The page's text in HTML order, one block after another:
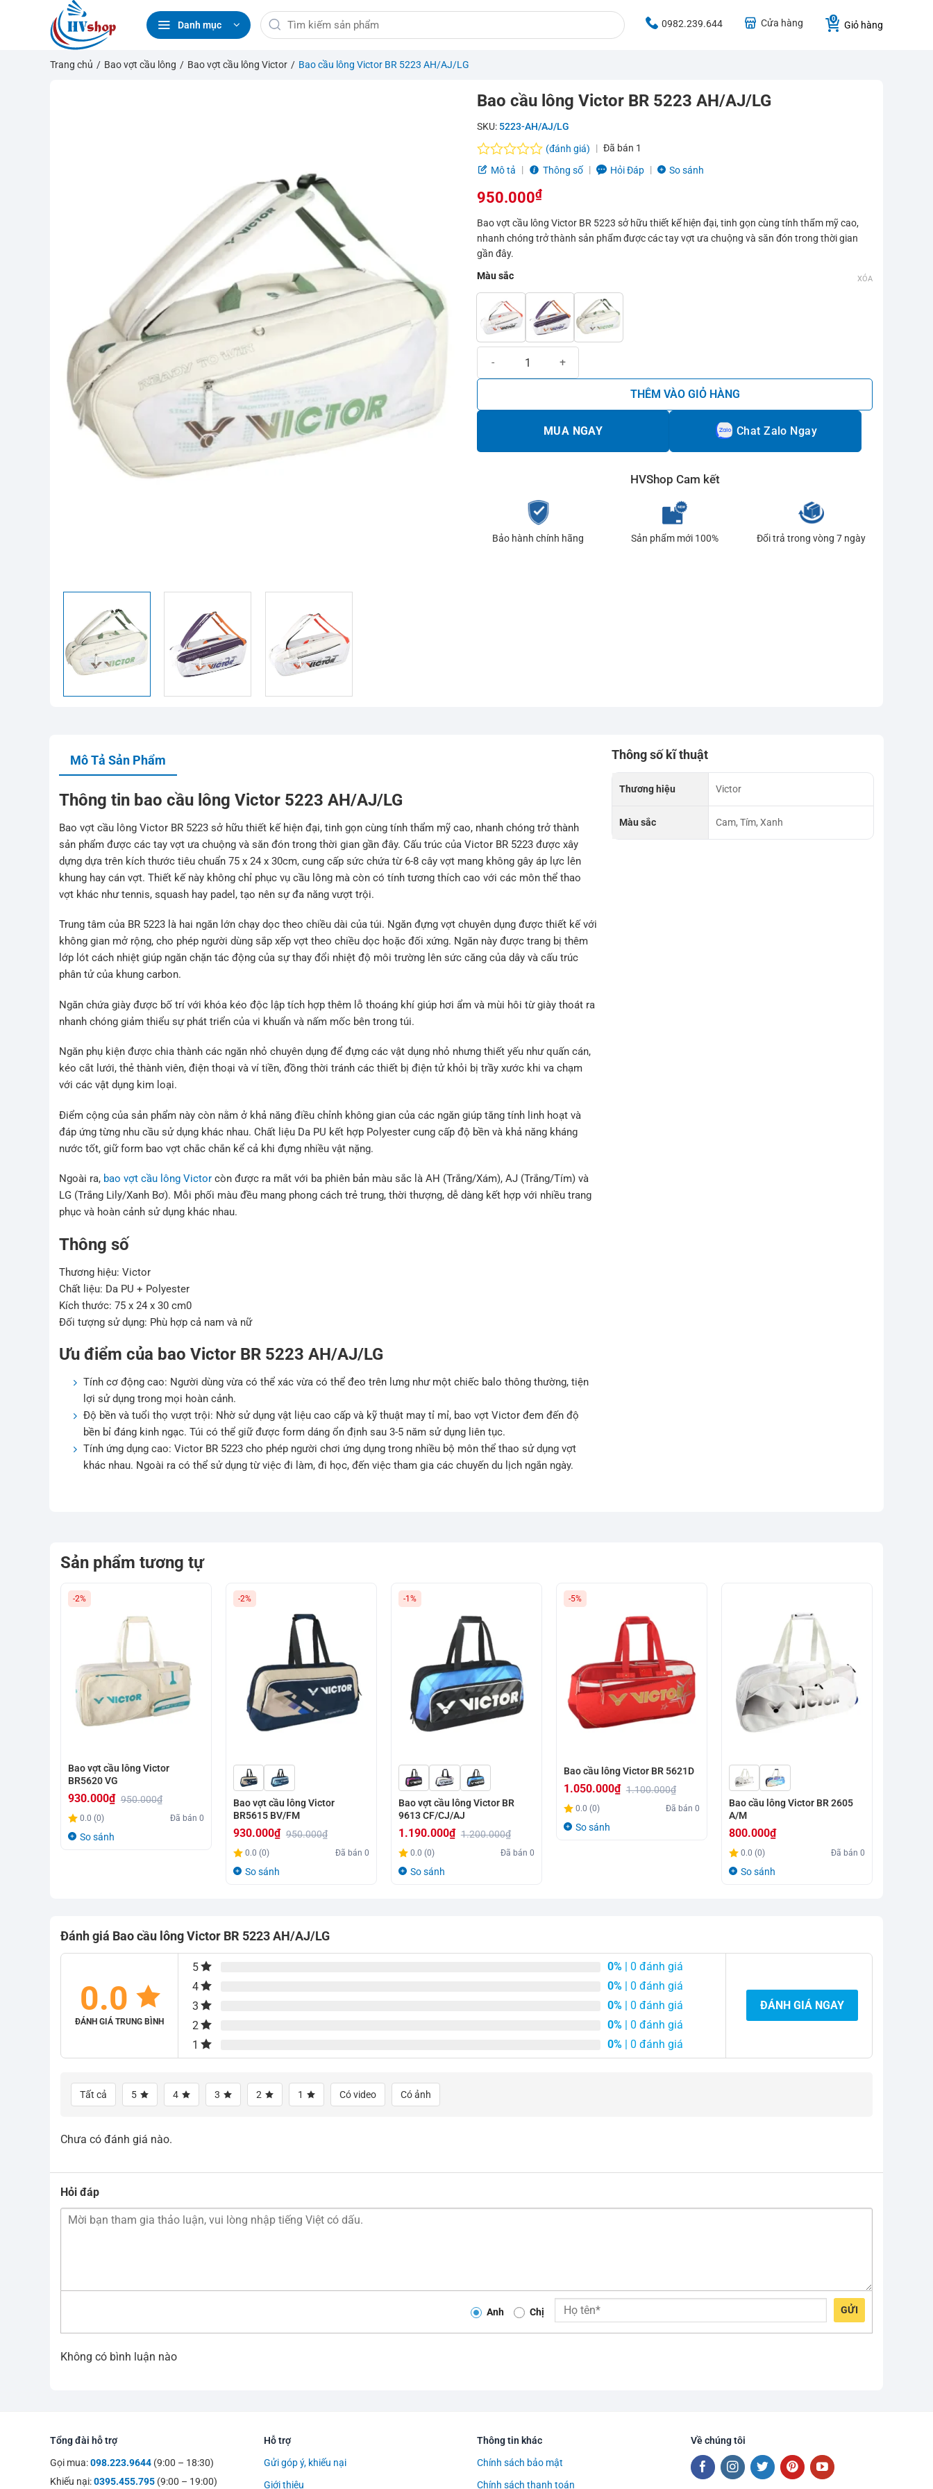
Danh mục
Tìm
kiếm:
0982.239.644 Cửa hàng Giỏ hàng
Trang chủ / Bao vợt cầu lông / Bao vợt cầu lông Victor / Bao cầu lông Victor BR 5223 AH/AJ/LG
Bao cầu lông Victor BR 5223 AH/AJ/LG
SKU: 5223-AH/AJ/LG
Được
hạng
0.0
5
sao
(đánh giá) Đã bán 1
Mô tả
Thông số Hỏi Đáp So sánh
950.000₫
Bao vợt cầu lông Victor BR 5223 sở hữu thiết kế hiện đại, tinh gọn cùng tính thẩm mỹ cao,
nhanh chóng trở thành sản phẩm được các tay vợt ưa chuộng và săn đón trong thời gian
gần đây.
Màu sắc
XÓA
THÊM VÀO GIỎ HÀNG
MUA NGAY Chat Zalo Ngay
HVShop Cam kết
Bảo hành chính hãng Sản phẩm mới 100% Đổi trả trong vòng 7 ngày
Mô Tả Sản Phẩm
Thông tin bao cầu lông Victor 5223 AH/AJ/LG
Bao vợt cầu lông Victor BR 5223 sở hữu thiết kế hiện đại, tinh gọn cùng tính thẩm mỹ cao, nhanh chóng trở thành
sản phẩm được các tay vợt ưa chuộng và săn đón trong thời gian gần đây. Cấu trúc của Victor BR 5223 được xây
dựng dựa trên kích thước tiêu chuẩn 75 x 24 x 30cm, cung cấp sức chứa từ 6-8 cây vợt mang không gây áp lực lên
khung hay cán vợt. Thiết kế này không chỉ phục vụ cầu lông mà còn có tính tương thích cao với các môn thể thao
vợt khác như tennis, squash hay padel, tạo nên sự đa năng vượt trội.
Trung tâm của BR 5223 là hai ngăn lớn chạy dọc theo chiều dài của túi. Ngăn đựng vợt chuyên dụng được thiết kế với
không gian mở rộng, cho phép người dùng sắp xếp vợt theo chiều dọc hoặc đối xứng. Ngăn này được trang bị thêm
lớp lót cách nhiệt giúp ngăn chặn tác động của sự thay đổi nhiệt độ môi trường lên sức căng của dây và cấu trúc
phân tử của khung carbon.
Ngăn chứa giày được bố trí với khóa kéo độc lập tích hợp thêm lỗ thoáng khí giúp hơi ẩm và mùi hôi từ giày thoát ra
nhanh chóng giảm thiểu sự phát triển của vi khuẩn và nấm mốc bên trong túi.
Ngăn phụ kiện được chia thành các ngăn nhỏ chuyên dụng để đựng các vật dụng nhỏ nhưng thiết yếu như quấn cán,
kéo cắt lưới, thẻ thành viên, điện thoại và ví tiền, đồng thời tránh các thiết bị điện tử khỏi bị trầy xước khi va chạm
với các vật dụng kim loại.
Điểm cộng của sản phẩm này còn nằm ở khả năng điều chỉnh không gian của các ngăn giúp tăng tính linh hoạt và
đáp ứng từng nhu cầu sử dụng khác nhau. Chất liệu Da PU kết hợp Polyester cung cấp độ bền và khả năng kháng
nước tốt, giữ form bao vợt chắc chắn kể cả khi đựng nhiều vật nặng.
Ngoài ra, bao vợt cầu lông Victor còn được ra mắt với ba phiên bản màu sắc là AH (Trắng/Xám), AJ (Trắng/Tím) và
LG (Trắng Lily/Xanh Bơ). Mỗi phối màu đều mang phong cách trẻ trung, thời thượng, dễ dàng kết hợp với nhiều trang
phục và hoàn cảnh sử dụng khác nhau.
Thông số
Thương hiệu: Victor
Chất liệu: Da PU + Polyester
Kích thước: 75 x 24 x 30 cm0
Đối tượng sử dụng: Phù hợp cả nam và nữ
Ưu điểm của bao Victor BR 5223 AH/AJ/LG
Tính cơ động cao: Người dùng vừa có thể xác vừa có thể đeo trên lưng như một chiếc balo thông thường, tiện
lợi sử dụng trong mọi hoàn cảnh.
Độ bền và tuổi thọ vượt trội: Nhờ sử dụng vật liệu cao cấp và kỹ thuật may tỉ mỉ, bao vợt Victor đem đến độ
bền bỉ đáng kinh ngạc. Túi có thể giữ được form dáng ổn định sau 3-5 năm sử dụng liên tục.
Tính ứng dụng cao: Victor BR 5223 cho phép người chơi ứng dụng trong nhiều bộ môn thể thao sử dụng vợt
khác nhau. Ngoài ra có thể sử dụng từ việc đi làm, đi học, đến việc tham gia các chuyến du lịch ngắn ngày.
Thông số kĩ thuật
Thương hiệu Victor
Màu sắc Cam, Tím, Xanh
Sản phẩm tương tự
-2%
Bao vợt cầu lông Victor
BR5620 VG
950.000₫
Giá
gốc
930.000₫
Giá
hiện
0.0 (0) Đã bán0
So sánh
-2%
Bao vợt cầu lông Victor
BR5615 BV/FM
950.000₫
Giá
gốc
930.000₫
Giá
hiện
0.0 (0) Đã bán0
So sánh
-1%
Bao vợt cầu lông Victor BR
9613 CF/CJ/AJ
1.200.000₫
Giá
gốc
1.190.000₫
Giá
hiện
0.0 (0) Đã bán0
So sánh
-5%
Bao cầu lông Victor BR 5621D
1.100.000₫
Giá
gốc
1.050.000₫
Giá
hiện
0.0 (0) Đã bán0
So sánh
Bao cầu lông Victor BR 2605
A/M
800.000₫
0.0 (0) Đã bán0
So sánh
Đánh giá Bao cầu lông Victor BR 5223 AH/AJ/LG
0.0
ĐÁNH GIÁ TRUNG BÌNH
5 0% | 0 đánh giá
4
0% | 0 đánh giá
3
0% | 0 đánh giá
2
0% | 0 đánh giá
1
0% | 0 đánh giá
ĐÁNH GIÁ NGAY
Tất cả 5 4 3 2 1 Có video Có ảnh
Chưa có đánh giá nào.
Hỏi đáp
Anh Chị GỬI
Không có bình luận nào
Tổng đài hỗ trợ
Gọi mua:098.223.9644 (9:00 – 18:30)
Khiếu nại:0395.455.795 (9:00 – 19:00)
Hỗ trợ
Gửi góp ý, khiếu nại
Giới thiệu
Thông tin khác
Chính sách bảo mật
Chính sách thanh toán
Về chúng tôi